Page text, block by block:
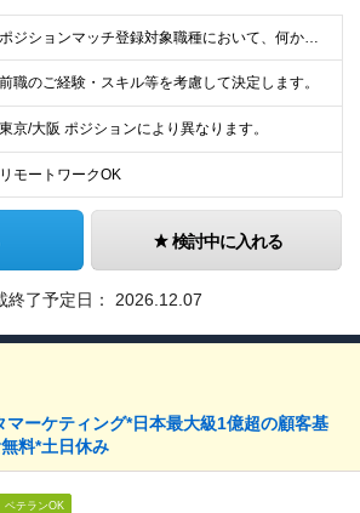
ポジションマッチ登録対象職種において、何かしらの知識・経験を有する方 【活かせる経験・スキル】 ポジションマッチ登録対象職種に関連する知識・経験
前職のご経験・スキル等を考慮して決定します。
東京/大阪 ポジションにより異なります。
リモートワークOK
検討中に入れる
終了予定日： 2026.12.07
マーケティング*日本最大級1億超の顧客基
料*土日休み
ベテランOK